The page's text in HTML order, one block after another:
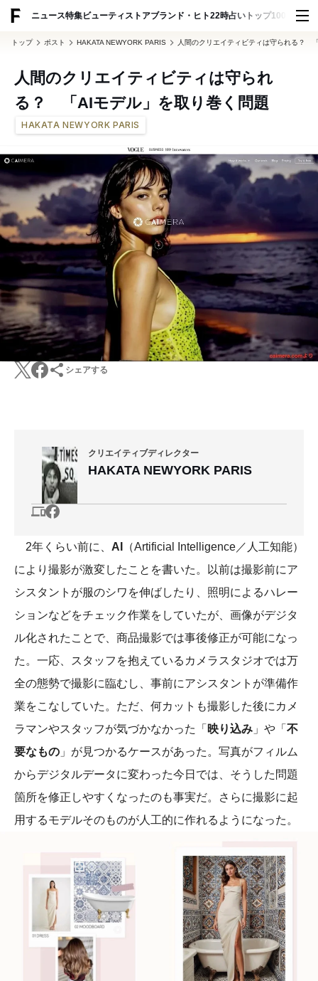
ニュース特集ビューティ ストアブランド・ヒト22時占い トップ100 スナッ
トップ ポスト HAKATA NEWYORK PARIS 人間のクリエイティビティは守られる？
人間のクリエイティビティは守られ
る？ 「AIモデル」を取り巻く問題
HAKATA NEWYORK PARIS
シェアする
クリエイティブディレクター
HAKATA NEWYORK PARIS
2年くらい前に、 AI
（Artificial Intelligence／人工知能）
により撮影が激変したことを書いた。以前は撮影前にア
シスタントが服のシワを伸ばしたり、照明によるハレー
ションなどをチェック作業をしていたが、画像がデジタ
ル化されたことで、商品撮影では事後修正が可能になっ
た。一応、スタッフを抱えているカメラスタジオでは万
全の態勢で撮影に臨むし、事前にアシスタントが準備作
業をこなしていた。ただ、何カットも撮影した後にカメ
ラマンやスタッフが気づかなかった「 映り込み 」や「 不
要なもの 」が見つかるケースがあった。写真がフィルム
からデジタルデータに変わった今日では、そうした問題
箇所を修正しやすくなったのも事実だ。さらに撮影に起
用するモデルそのものが人工的に作れるようになった。